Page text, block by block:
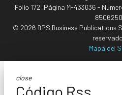
Folio 172, Página M-433036 -
© 2026 BPS Business Publications
Mapa del
close
Código Rss